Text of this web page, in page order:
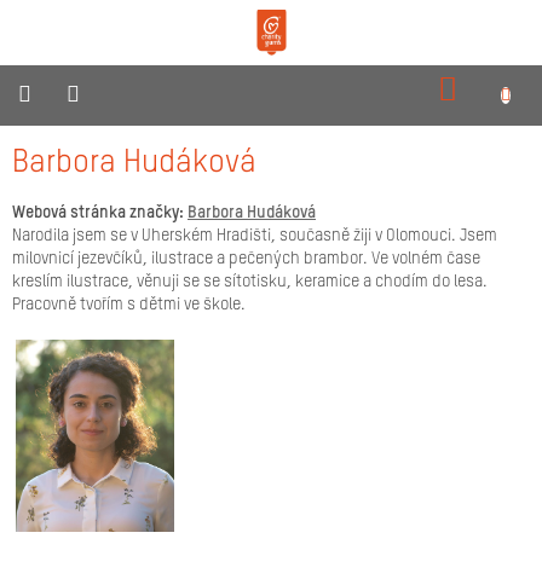
O
nás
Produkty
Reklamní
Pro
prodejce
Neziskovky
Novinky
Kontakty
Barbora Hudáková
Webová stránka značky: Barbora Hudáková
Narodila jsem se v Uherském Hradišti, současně žiji v Olomouci. Jsem
milovnicí jezevčíků, ilustrace a pečených brambor. Ve volném čase
kreslím ilustrace, věnuji se se sítotisku, keramice a chodím do lesa.
Pracovně tvořím s dětmi ve škole.